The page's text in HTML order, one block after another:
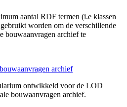
aantal RDF termen (i.e klassen
worden om de verschillende
bouwaanvragen archief te
archief
ontwikkeld voor de LOD
bouwaanvragen archief.